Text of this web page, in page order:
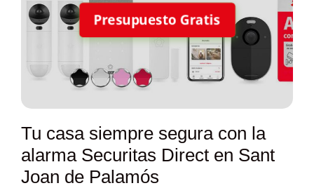
Presupuesto Gratis
Tu casa siempre segura con la
alarma Securitas Direct en Sant
Joan de Palamós